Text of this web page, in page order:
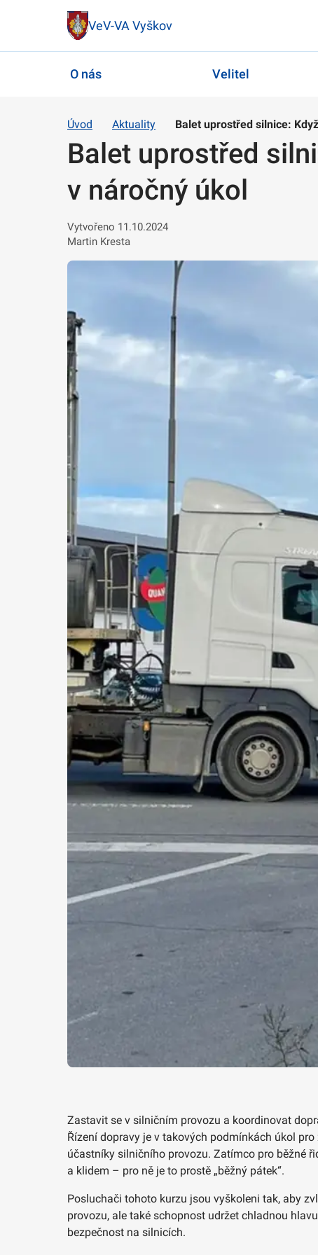
VeV-VA Vyškov
O nás Velitel
Úvod Aktuality Balet uprostřed silnice:
Balet uprostřed
v náročný úkol
Vytvořeno 11.10.2024
Martin Kresta
Zastavit se v silničním provozu a koordinovat
Řízení dopravy je v takových podmínkách úkol
účastníky silničního provozu. Zatímco pro běžné
a klidem – pro ně je to prostě „běžný pátek“.
Posluchači tohoto kurzu jsou vyškoleni tak, aby
provozu, ale také schopnost udržet chladnou
bezpečnost na silnicích.